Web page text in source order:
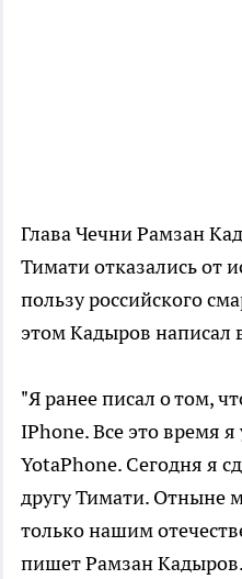
Глава Чечни Рамзан
Тимати отказались от
пользу российского
этом Кадыров написал
"Я ранее писал о том,
IPhone. Все это время
YotaPhone. Сегодня я
другу Тимати. Отныне
только нашим
пишет Рамзан